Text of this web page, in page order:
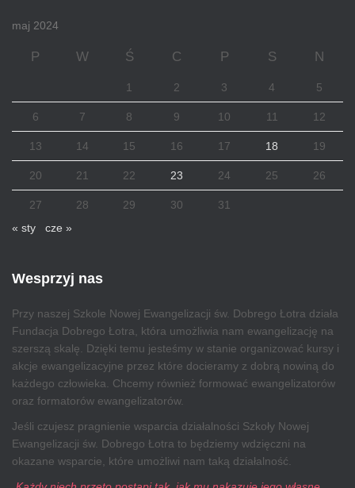
maj 2024
P W Ś C P S N
1 2 3 4 5
6 7 8 9 10 11 12
13 14 15 16 17 18 19
20 21 22 23 24 25 26
27 28 29 30
31
« sty
cze »
Wesprzyj nas
Przy naszej Szkole Nowej Ewangelizacji św. Dobrego Łotra działa
Fundacja Dobrego Łotra, która umożliwia nam ewangelizację na
szerszą skalę. Dzięki temu jesteśmy w stanie organizować kursy i
akcje ewangelizacyjne przez które docieramy z dobrą nowiną do
każdego człowieka. Chcemy również formować ewangelizatorów
oraz formatorów ewangelizatorów.
Jeśli czujesz pragnienie wsparcia działalności Szkoły Nowej
Ewangelizacji św. Dobrego Łotra to będziemy wdzięczni na
okazane wsparcie, które umożliwi nam taką działalność.